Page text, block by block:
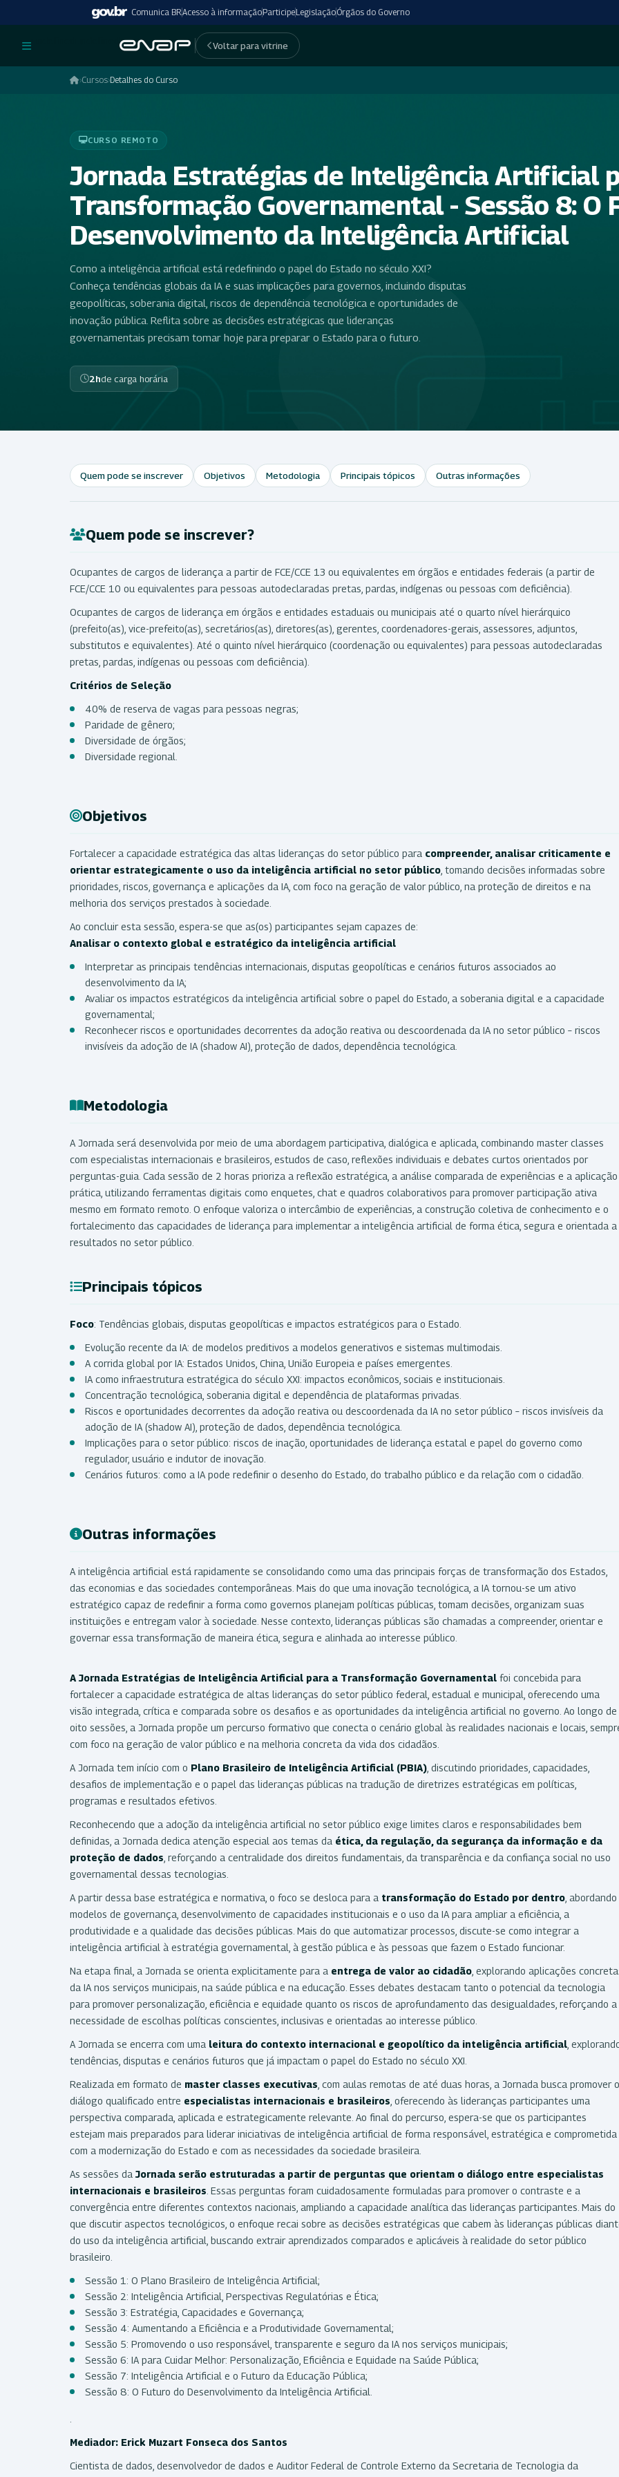
Comunica BRAcesso à informaçãoParticipeLegislaçãoÓrgãos do Governo
Voltar para vitrine
›Cursos›Detalhes do Curso
CURSO REMOTO
Jornada Estratégias de Inteligência Artificial
Transformação Governamental - Sessão 8: O
Desenvolvimento da Inteligência Artificial
Como a inteligência artificial está redefinindo o papel do Estado no século XXI?
Conheça tendências globais da IA e suas implicações para governos, incluindo disputas
geopolíticas, soberania digital, riscos de dependência tecnológica e oportunidades de
inovação pública. Reflita sobre as decisões estratégicas que lideranças
governamentais precisam tomar hoje para preparar o Estado para o futuro.
2hde carga horária
Quem pode se inscrever Objetivos Metodologia Principais tópicos Outras informações
Quem pode se inscrever?
Ocupantes de cargos de liderança a partir de FCE/CCE 13 ou equivalentes em órgãos e entidades federais (a partir de
FCE/CCE 10 ou equivalentes para pessoas autodeclaradas pretas, pardas, indígenas ou pessoas com deficiência).
Ocupantes de cargos de liderança em órgãos e entidades estaduais ou municipais até o quarto nível hierárquico
(prefeito(as), vice-prefeito(as), secretários(as), diretores(as), gerentes, coordenadores-gerais, assessores, adjuntos,
substitutos e equivalentes). Até o quinto nível hierárquico (coordenação ou equivalentes) para pessoas autodeclaradas
pretas, pardas, indígenas ou pessoas com deficiência).
Critérios de Seleção
40% de reserva de vagas para pessoas negras;
Paridade de gênero;
Diversidade de órgãos;
Diversidade regional.
Objetivos
Fortalecer a capacidade estratégica das altas lideranças do setor público para compreender, analisar criticamente e
orientar estrategicamente o uso da inteligência artificial no setor público , tomando decisões informadas sobre
prioridades, riscos, governança e aplicações da IA, com foco na geração de valor público, na proteção de direitos e na
melhoria dos serviços prestados à sociedade.
Ao concluir esta sessão, espera-se que as(os) participantes sejam capazes de:
Analisar o contexto global e estratégico da inteligência artificial
Interpretar as principais tendências internacionais, disputas geopolíticas e cenários futuros associados ao
desenvolvimento da IA;
Avaliar os impactos estratégicos da inteligência artificial sobre o papel do Estado, a soberania digital e a capacidade
governamental;
Reconhecer riscos e oportunidades decorrentes da adoção reativa ou descoordenada da IA no setor público – riscos
invisíveis da adoção de IA (shadow AI), proteção de dados, dependência tecnológica.
Metodologia
A Jornada será desenvolvida por meio de uma abordagem participativa, dialógica e aplicada, combinando master classes
com especialistas internacionais e brasileiros, estudos de caso, reflexões individuais e debates curtos orientados por
perguntas-guia. Cada sessão de 2 horas prioriza a reflexão estratégica, a análise comparada de experiências e a aplicação
prática, utilizando ferramentas digitais como enquetes, chat e quadros colaborativos para promover participação ativa
mesmo em formato remoto. O enfoque valoriza o intercâmbio de experiências, a construção coletiva de conhecimento e o
fortalecimento das capacidades de liderança para implementar a inteligência artificial de forma ética, segura e orientada a
resultados no setor público.
Principais tópicos
Foco: Tendências globais, disputas geopolíticas e impactos estratégicos para o Estado.
Evolução recente da IA: de modelos preditivos a modelos generativos e sistemas multimodais.
A corrida global por IA: Estados Unidos, China, União Europeia e países emergentes.
IA como infraestrutura estratégica do século XXI: impactos econômicos, sociais e institucionais.
Concentração tecnológica, soberania digital e dependência de plataformas privadas.
Riscos e oportunidades decorrentes da adoção reativa ou descoordenada da IA no setor público – riscos invisíveis da
adoção de IA (shadow AI), proteção de dados, dependência tecnológica.
Implicações para o setor público: riscos de inação, oportunidades de liderança estatal e papel do governo como
regulador, usuário e indutor de inovação.
Cenários futuros: como a IA pode redefinir o desenho do Estado, do trabalho público e da relação com o cidadão.
Outras informações
A inteligência artificial está rapidamente se consolidando como uma das principais forças de transformação dos Estados,
das economias e das sociedades contemporâneas. Mais do que uma inovação tecnológica, a IA tornou-se um ativo
estratégico capaz de redefinir a forma como governos planejam políticas públicas, tomam decisões, organizam suas
instituições e entregam valor à sociedade. Nesse contexto, lideranças públicas são chamadas a compreender, orientar e
governar essa transformação de maneira ética, segura e alinhada ao interesse público.
A Jornada Estratégias de Inteligência Artificial para a Transformação Governamental foi concebida para
fortalecer a capacidade estratégica de altas lideranças do setor público federal, estadual e municipal, oferecendo uma
visão integrada, crítica e comparada sobre os desafios e as oportunidades da inteligência artificial no governo. Ao longo de
oito sessões, a Jornada propõe um percurso formativo que conecta o cenário global às realidades nacionais e locais,
com foco na geração de valor público e na melhoria concreta da vida dos cidadãos.
A Jornada tem início com o Plano Brasileiro de Inteligência Artificial (PBIA) , discutindo prioridades, capacidades,
desafios de implementação e o papel das lideranças públicas na tradução de diretrizes estratégicas em políticas,
programas e resultados efetivos.
Reconhecendo que a adoção da inteligência artificial no setor público exige limites claros e responsabilidades bem
definidas, a Jornada dedica atenção especial aos temas da ética, da regulação, da segurança da informação e da
proteção de dados , reforçando a centralidade dos direitos fundamentais, da transparência e da confiança social no uso
governamental dessas tecnologias.
A partir dessa base estratégica e normativa, o foco se desloca para a transformação do Estado por dentro , abordando
modelos de governança, desenvolvimento de capacidades institucionais e o uso da IA para ampliar a eficiência, a
produtividade e a qualidade das decisões públicas. Mais do que automatizar processos, discute-se como integrar a
inteligência artificial à estratégia governamental, à gestão pública e às pessoas que fazem o Estado funcionar.
Na etapa final, a Jornada se orienta explicitamente para a entrega de valor ao cidadão , explorando aplicações
da IA nos serviços municipais, na saúde pública e na educação. Esses debates destacam tanto o potencial da tecnologia
para promover personalização, eficiência e equidade quanto os riscos de aprofundamento das desigualdades, reforçando a
necessidade de escolhas políticas conscientes, inclusivas e orientadas ao interesse público.
A Jornada se encerra com uma leitura do contexto internacional e geopolítico da inteligência artificial ,
tendências, disputas e cenários futuros que já impactam o papel do Estado no século XXI.
Realizada em formato de master classes executivas , com aulas remotas de até duas horas, a Jornada busca promover o
diálogo qualificado entre especialistas internacionais e brasileiros , oferecendo às lideranças participantes uma
perspectiva comparada, aplicada e estrategicamente relevante. Ao final do percurso, espera-se que os participantes
estejam mais preparados para liderar iniciativas de inteligência artificial de forma responsável, estratégica e comprometida
com a modernização do Estado e com as necessidades da sociedade brasileira.
As sessões da Jornada serão estruturadas a partir de perguntas que orientam o diálogo entre especialistas
internacionais e brasileiros . Essas perguntas foram cuidadosamente formuladas para promover o contraste e a
convergência entre diferentes contextos nacionais, ampliando a capacidade analítica das lideranças participantes. Mais do
que discutir aspectos tecnológicos, o enfoque recai sobre as decisões estratégicas que cabem às lideranças públicas
do uso da inteligência artificial, buscando extrair aprendizados comparados e aplicáveis à realidade do setor público
brasileiro.
Sessão 1: O Plano Brasileiro de Inteligência Artificial;
Sessão 2: Inteligência Artificial, Perspectivas Regulatórias e Ética;
Sessão 3: Estratégia, Capacidades e Governança;
Sessão 4: Aumentando a Eficiência e a Produtividade Governamental;
Sessão 5: Promovendo o uso responsável, transparente e seguro da IA nos serviços municipais;
Sessão 6: IA para Cuidar Melhor: Personalização, Eficiência e Equidade na Saúde Pública;
Sessão 7: Inteligência Artificial e o Futuro da Educação Pública;
Sessão 8: O Futuro do Desenvolvimento da Inteligência Artificial.
Mediador: Erick Muzart Fonseca dos Santos
Cientista de dados, desenvolvedor de dados e Auditor Federal de Controle Externo da Secretaria de Tecnologia da